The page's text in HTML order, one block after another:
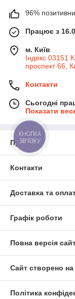
96%
Працює з
м. Київ
Індекс 03151
проспект 66,
Контакти
Сьогодні
Показати
Про нас
Контакти
Доставка та
Графік роботи
Повна версія
Сайт створено на
Політика
КНОПКА
ЗВ'ЯЗКУ